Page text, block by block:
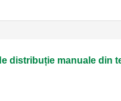
distribuție manuale din